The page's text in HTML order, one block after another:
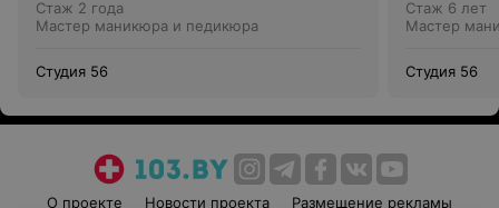
Стаж 2 года
Мастер маникюра и педикюра
Студия 56
Стаж 6 лет
Мастер
Студия 56
О проекте Новости проекта Размещение рекламы